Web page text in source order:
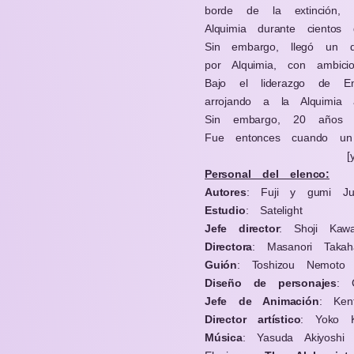
borde de la
Alquimia durante cientos
Sin embargo, llegó
por Alquimia, con
Bajo el liderazgo de
arrojando a la Alquimia
Sin embargo, 20
Fue entonces cuando
Personal del elenco:
Autores:
Fuji y gumi
Estudio: Satelight
Jefe director:
Shoji
Directora:
Masanori
Guión:
Toshizou
Diseño de personajes:
Jefe de Animación:
Director artístico:
Yoko
Música: Yasuda